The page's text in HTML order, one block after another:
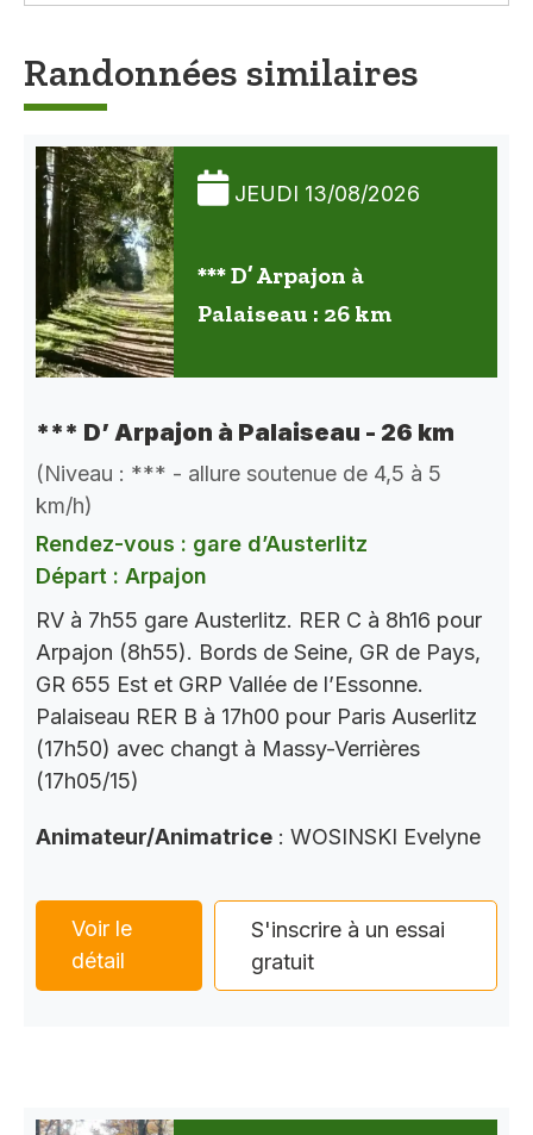
Randonnées similaires
JEUDI 13/08/2026
*** D’ Arpajon à
Palaiseau : 26 km
*** D’ Arpajon à Palaiseau - 26 km
(Niveau : *** - allure soutenue de 4,5 à 5
km/h)
Rendez-vous : gare d’Austerlitz
Départ : Arpajon
RV à 7h55 gare Austerlitz. RER C à 8h16 pour
Arpajon (8h55). Bords de Seine, GR de Pays,
GR 655 Est et GRP Vallée de l’Essonne.
Palaiseau RER B à 17h00 pour Paris Auserlitz
(17h50) avec changt à Massy-Verrières
(17h05/15)
Animateur/Animatrice : WOSINSKI Evelyne
Voir le
détail
S'inscrire à un essai
gratuit